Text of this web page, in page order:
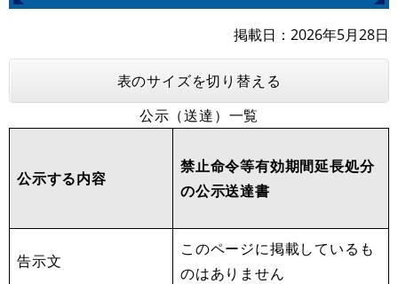
掲載日 2026年5月28日
表のサイズを切り替える
公示（送達）一覧
公示する内容
禁止命令等有効期間延長処分
の公示送達書
告示文
このページに掲載しているも
のはありません